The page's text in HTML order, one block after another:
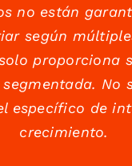
no están
según
proporciona
No
específico de
crecimiento.